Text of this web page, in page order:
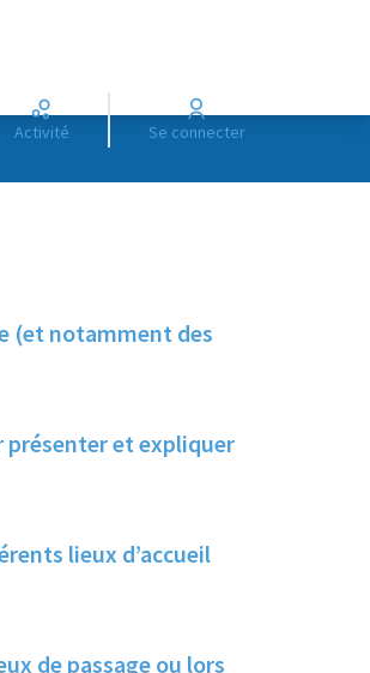
Activité Se connecter
(et notamment des
présenter et expliquer
lieux d’accueil
de passage ou lors